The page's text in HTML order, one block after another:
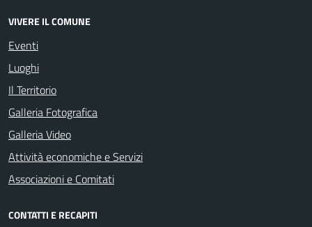
VIVERE IL COMUNE
Eventi
Luoghi
Il Territorio
Galleria Fotografica
Galleria Video
Attività economiche e Servizi
Associazioni e Comitati
CONTATTI E RECAPITI